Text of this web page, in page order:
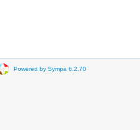
Powered by Sympa 6.2.70